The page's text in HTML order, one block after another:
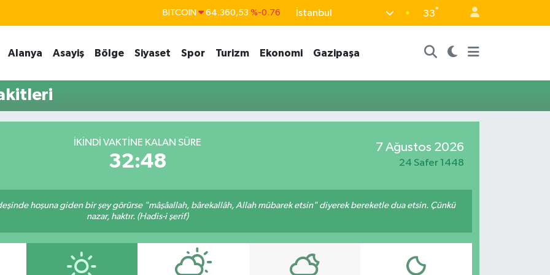
BITCOIN 64.360,53 %-0.76
EURO 55,0265 %0.01
STERLİN 64,1897 %0.02
BİST100 13.887 %64
İstanbul 33°
Alanya Asayiş Bölge Siyaset Spor Turizm Ekonomi Gazipaşa
İKINDI VAKTINE KALAN SÜRE
32:48
7 Ağustos 2026
24 Safer 1448
hoşuna giden bir şey görürse "mâşâallah, bârekallâh, Allah mübarek etsin" diyerek bereketle dua etsin. Çünkü
nazar, haktır. (Hadis-i şerif)